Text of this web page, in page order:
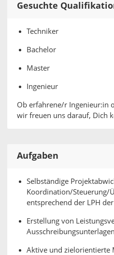
Gesuchte
Techniker
Bachelor
Master
Ingenieur
Ob erfahrene/r Ingenieur:in
wir freuen uns darauf, Dich
Aufgaben
Selbständige
Koordination/Steuerung/
entsprechend der LPH
Erstellung von
Ausschreibungsunterlagen
Aktive und zielorientierte